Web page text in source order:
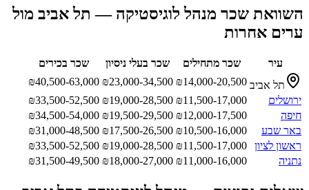
השוואת שכר מנהל לוגיסטיקה — תל אביב מול
ערים אחרות
עיר שכר מתחילים שכר בעלי ניסיון
שכר בכירים
תל אביב
₪14,000-20,500
₪23,000-34,500
₪40,500-63,000
ירושלים
₪11,500-17,000
₪19,000-28,500
₪33,500-52,500
חיפה
₪12,000-17,500
₪19,500-29,500
₪34,500-54,000
באר שבע
₪10,500-16,000
₪17,500-26,500
₪31,000-48,500
ראשון לציון
₪11,500-17,000
₪19,000-28,500
₪33,500-52,500
נתניה
₪11,000-16,000
₪18,000-27,000
₪31,500-49,500